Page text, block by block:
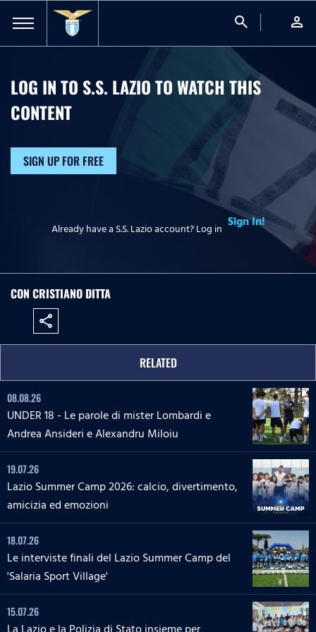
search person
LOG IN TO S.S. LAZIO TO WATCHTHIS
CONTENT
SIGN UP FOR FREE
Already have a S.S. Lazio account? Log in Sign In!
CON CRISTIANO DITTA
share
RELATED
08.08.26
UNDER 18 - Le parole di mister Lombardi e
Andrea Ansideri e Alexandru Miloiu
19.07.26
Lazio Summer Camp 2026: calcio, divertimento,
amicizia ed emozioni
18.07.26
Le interviste finali del Lazio Summer Camp del
'Salaria Sport Village'
15.07.26